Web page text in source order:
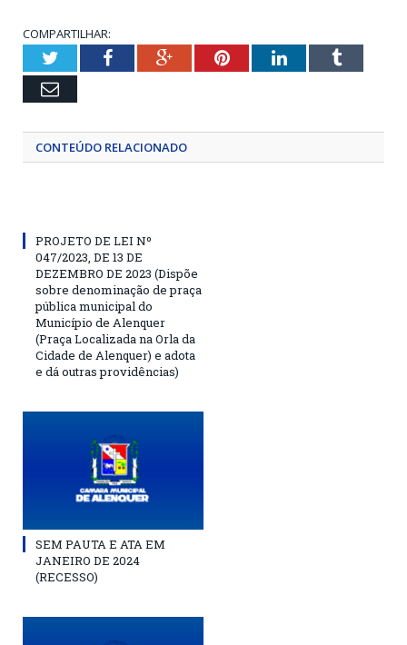
COMPARTILHAR:
TwitterFacebookGoogle+PinterestLinkedInTumblr
Email
CONTEÚDO RELACIONADO
PROJETO DE LEI Nº
047/2023, DE 13 DE
DEZEMBRO DE 2023 (Dispõe
sobre denominação de praça
pública municipal do
Município de Alenquer
(Praça Localizada na Orla da
Cidade de Alenquer) e adota
e dá outras providências)
SEM PAUTA E ATA EM
JANEIRO DE 2024
(RECESSO)